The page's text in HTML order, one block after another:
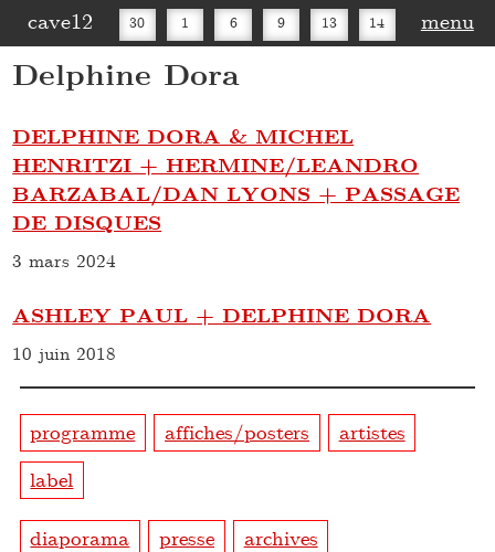
cave12 30 1 6 9 13 14
20
menu
Delphine Dora
DELPHINE DORA & MICHEL
HENRITZI + HERMINE/LEANDRO
BARZABAL/DAN LYONS + PASSAGE
DE DISQUES
3 mars 2024
ASHLEY PAUL + DELPHINE DORA
10 juin 2018
programme affiches/posters
artistes
label
diaporama presse archives